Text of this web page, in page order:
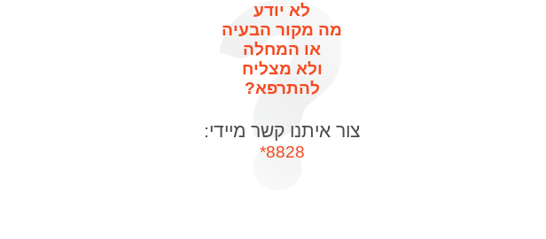
לא יודע
מה מקור הבעיה
או המחלה
ולא מצליח
להתרפא?
צור איתנו קשר מיידי:
8828*